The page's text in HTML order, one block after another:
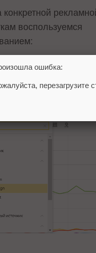
воспользуемся
ошибка:
перезагрузите